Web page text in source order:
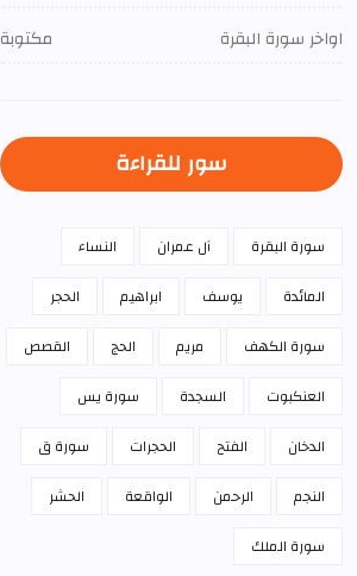
اواخر سورة البقرة
مكتوبة
سور للقراءة
سورة البقرة آل عمران
النساء
المائدة
يوسف ابراهيم
الحجر
سورة الكهف
مريم الحج
القصص
العنكبوت
السجدة
سورة يس
الدخان
الفتح الحجرات
سورة ق
النجم
الرحمن الواقعة
الحشر
سورة الملك